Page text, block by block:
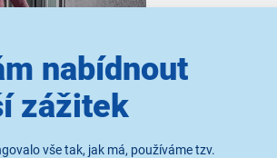
nabídnout
zážitek
vše tak, jak má, používáme tzv.
díky propojení
umožňuje
výsledků při
různé čisticí
úklid